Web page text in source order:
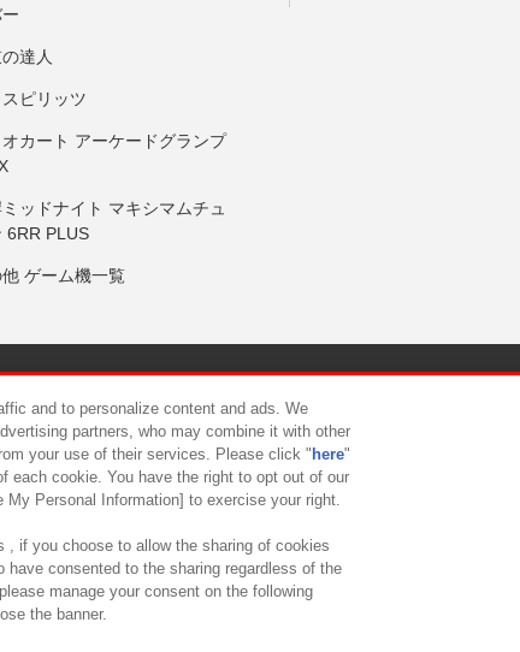
達人
ピリッツ
カート アーケードグランプ
ッドナイト マキシマムチュ
6RR PLUS
ゲーム機一覧
について カスタマーハラスメント対応方針
and to personalize content and ads. We
partners, who may combine it with other
your use of their services. Please click " here"
each cookie. You have the right to opt out of our
Personal Information] to exercise your right.
, if you choose to allow the sharing of cookies
have consented to the sharing regardless of the
manage your consent on the following
the banner.